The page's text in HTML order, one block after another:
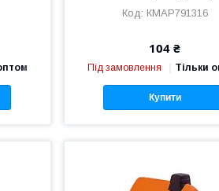
КМAP791316
104 ₴
Під замовлення Тільки
Купити